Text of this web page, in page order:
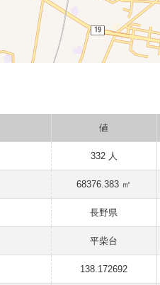
値
332 人
68376.383 ㎡
長野県
平柴台
138.172692